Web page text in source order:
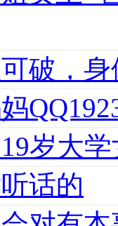
破，
岁大
话的